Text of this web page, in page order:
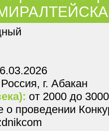
Россия, г. Абакан
от 2000 до
проведении